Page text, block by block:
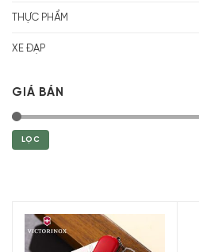
THỰC PHẨM
XE ĐẠP
GIÁ BÁN
LỌC